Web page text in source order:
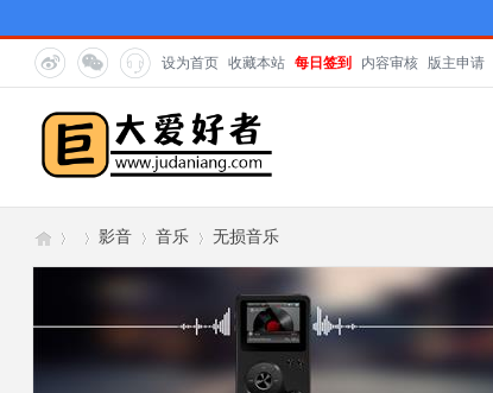
设为首页 收藏本站 每日签到 内容审核 版主申请
影音 音乐
›
无损音乐